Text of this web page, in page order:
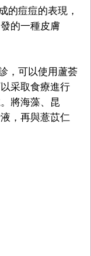
痘痘的表現，
的一種皮膚
，可以使用蘆荟
采取食療進行
將海藻、昆
，再與薏苡仁